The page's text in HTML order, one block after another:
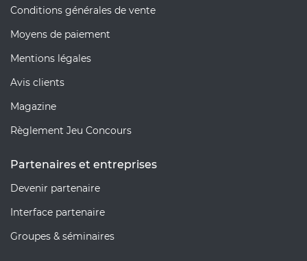
Conditions générales de vente
Moyens de paiement
Mentions légales
Avis clients
Magazine
Règlement Jeu Concours
Partenaires et entreprises
Devenir partenaire
Interface partenaire
Groupes & séminaires